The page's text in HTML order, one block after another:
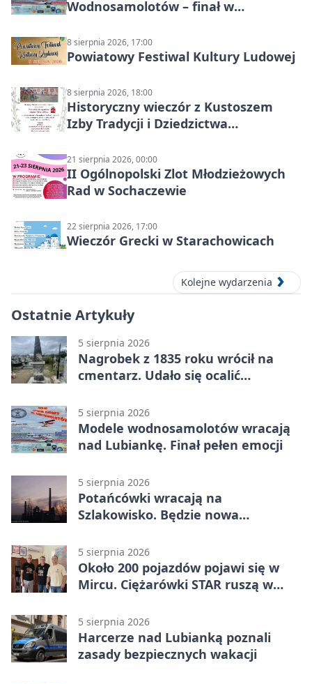
Wodnosamolotów – finał w
8 sierpnia 2026, 17:00
Powiatowy Festiwal Kultury Ludowej
8 sierpnia 2026, 18:00
Historyczny wieczór z Kustoszem
Izby Tradycji i Dziedzictwa
Gęburą
21 sierpnia 2026, 00:00
II Ogólnopolski Zlot Młodzieżowych
Rad w Sochaczewie
22 sierpnia 2026, 17:00
Wieczór Grecki w Starachowicach
Kolejne wydarzenia
Ostatnie Artykuły
5 sierpnia 2026
Nagrobek z 1835 roku wrócił na
cmentarz. Udało się ocalić
5 sierpnia 2026
Modele wodnosamolotów wracają
nad Lubiankę. Finał pełen emocji
5 sierpnia 2026
Potańcówki wracają na
Szlakowisko. Będzie nowa
5 sierpnia 2026
Około 200 pojazdów pojawi się w
Mircu. Ciężarówki STAR ruszą w
5 sierpnia 2026
Harcerze nad Lubianką poznali
zasady bezpiecznych wakacji